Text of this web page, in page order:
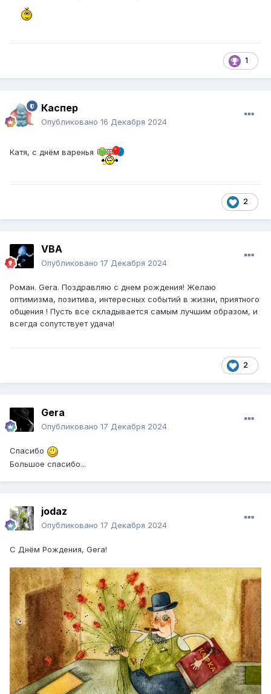
1
Каспер
Опубликовано 16 Декабря 2024
Катя, с днём варенья
2
VBA
Опубликовано 17 Декабря 2024
Роман. Gera. Поздравляю с днем рождения! Желаю
оптимизма, позитива, интересных событий в жизни, приятного
общения ! Пусть все складывается самым лучшим образом, и
всегда сопутствует удача!
2
Gera
Опубликовано 17 Декабря 2024
Спасибо
Большое спасибо...
jodaz
Опубликовано 17 Декабря 2024
С Днём Рождения, Gera!